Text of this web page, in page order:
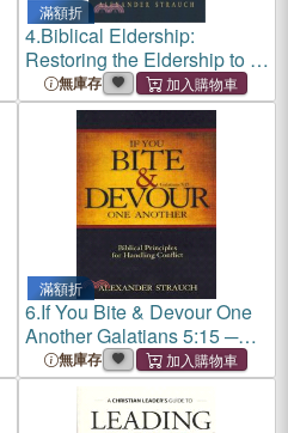
滿額折
4.Biblical Eldership:
Restoring the Eldership to Its
Rightful Place in the Local
Church
無庫存
滿額折
6.If You Bite & Devour One
Another Galatians 5:15 ─
Biblical Principles for
Handling Conflict
無庫存